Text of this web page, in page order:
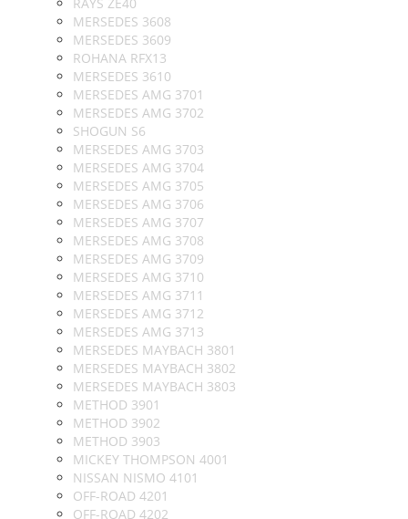
MERSEDES 3608
MERSEDES 3609
ROHANA RFX13
MERSEDES 3610
MERSEDES AMG 3701
MERSEDES AMG 3702
SHOGUN S6
MERSEDES AMG 3703
MERSEDES AMG 3704
MERSEDES AMG 3705
MERSEDES AMG 3706
MERSEDES AMG 3707
MERSEDES AMG 3708
MERSEDES AMG 3709
MERSEDES AMG 3710
MERSEDES AMG 3711
MERSEDES AMG 3712
MERSEDES AMG 3713
MERSEDES MAYBACH 3801
MERSEDES MAYBACH 3802
MERSEDES MAYBACH 3803
METHOD 3901
METHOD 3902
METHOD 3903
MICKEY THOMPSON 4001
NISSAN NISMO 4101
OFF-ROAD 4201
OFF-ROAD 4202